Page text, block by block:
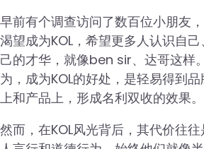
早前有个调查访问了数百位小朋友
渴望成为KOL，希望更多人认识自
己的才华，就像ben sir、达哥这样
为，成为KOL的好处，是轻易得到
上和产品上，形成名利双收的效果。
然而，在KOL风光背后，其代价往